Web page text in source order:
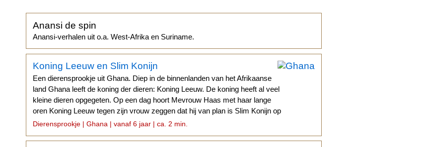
Anansi de spin
Anansi-verhalen uit o.a. West-Afrika en Suriname.
Koning Leeuw en Slim Konijn
Een dierensprookje uit Ghana. Diep in de binnenlanden van het Afrikaanse
land Ghana leeft de koning der dieren: Koning Leeuw. De koning heeft al veel
kleine dieren opgegeten. Op een dag hoort Mevrouw Haas met haar lange
oren Koning Leeuw tegen zijn vrouw zeggen dat hij van plan is Slim Konijn op
te eten...
Dierensprookje | Ghana | vanaf 6 jaar | ca. 2 min.